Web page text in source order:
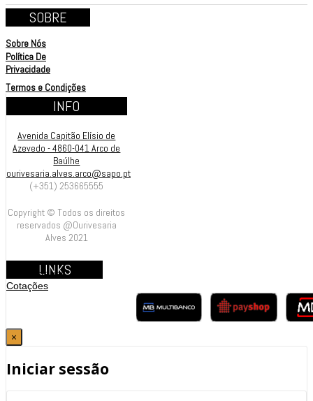
SOBRE
Sobre Nós
Política De
Privacidade
Termos e Condições
INFO
Avenida Capitão Elísio de
Azevedo - 4860-041 Arco de
Baúlhe
ourivesaria.alves.arco@sapo.pt
(+351) 253665555
Copyright © Todos os direitos
reservados @Ourivesaria
Alves 2021
LINKS
Contrastarias
Cotações
×
Iniciar sessão